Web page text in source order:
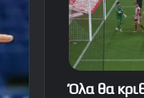
Όλα θα